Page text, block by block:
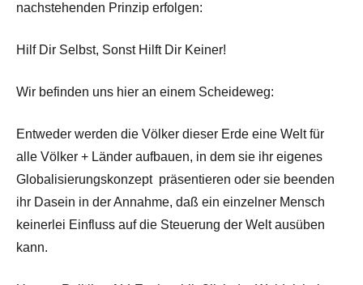
nachstehenden Prinzip erfolgen:
Hilf Dir Selbst, Sonst Hilft Dir Keiner!
Wir befinden uns hier an einem Scheideweg:
Entweder werden die Völker dieser Erde eine Welt für
alle Völker + Länder aufbauen, in dem sie ihr eigenes
Globalisierungskonzept präsentieren oder sie beenden
ihr Dasein in der Annahme, daß ein einzelner Mensch
keinerlei Einfluss auf die Steuerung der Welt ausüben
kann.